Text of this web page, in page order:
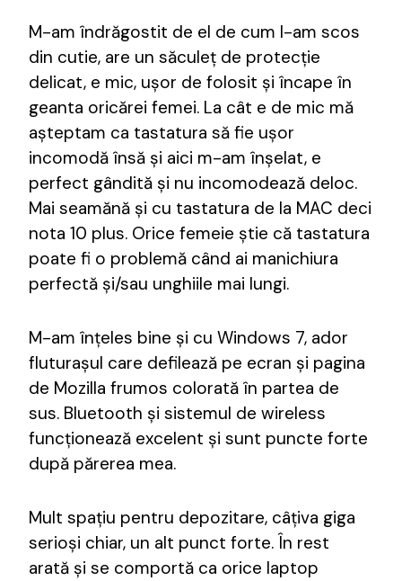
M-am îndrăgostit de el de cum l-am scos
din cutie, are un săculeț de protecție
delicat, e mic, ușor de folosit și încape în
geanta oricărei femei. La cât e de mic mă
așteptam ca tastatura să fie ușor
incomodă însă și aici m-am înșelat, e
perfect gândită și nu incomodează deloc.
Mai seamănă și cu tastatura de la MAC deci
nota 10 plus. Orice femeie știe că tastatura
poate fi o problemă când ai manichiura
perfectă și/sau unghiile mai lungi.
M-am înțeles bine și cu Windows 7, ador
fluturașul care defilează pe ecran și pagina
de Mozilla frumos colorată în partea de
sus. Bluetooth și sistemul de wireless
funcționează excelent și sunt puncte forte
după părerea mea.
Mult spațiu pentru depozitare, câțiva giga
serioși chiar, un alt punct forte. În rest
arată și se comportă ca orice laptop